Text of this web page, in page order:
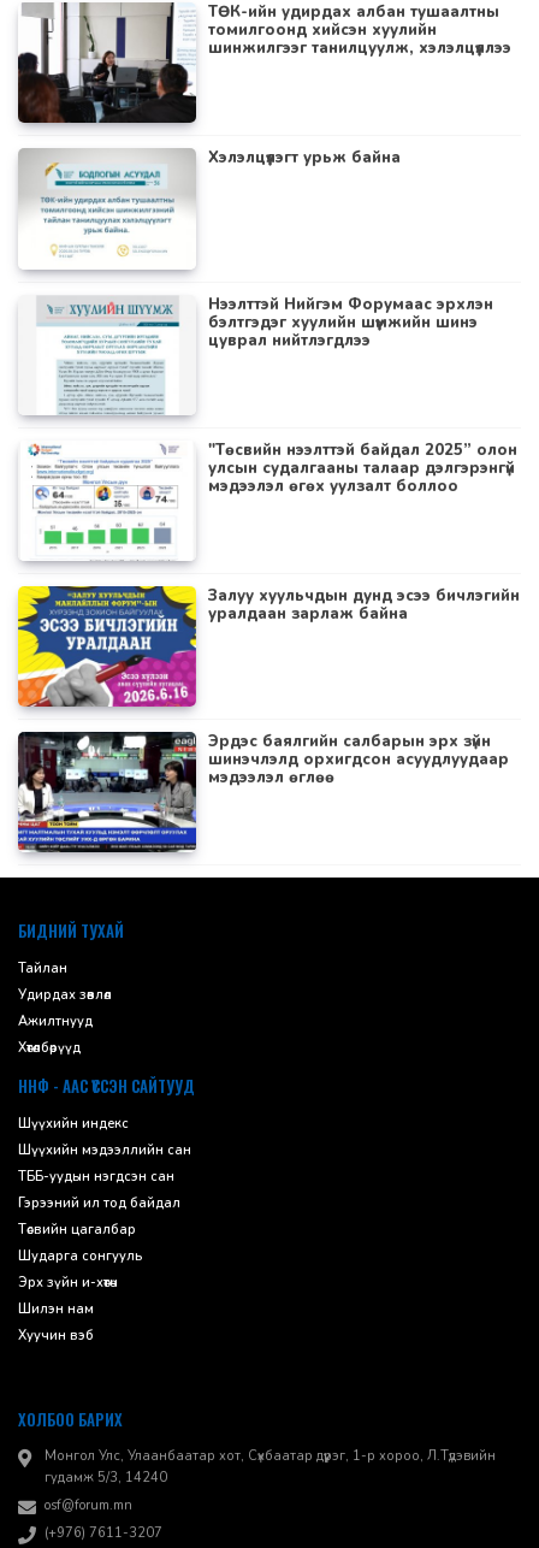
ТӨК-ийн удирдах албан тушаалтны
томилгоонд хийсэн хуулийн
шинжилгээг танилцуулж, хэлэлцүүллээ
Хэлэлцүүлэгт урьж байна
Нээлттэй Нийгэм Форумаас эрхлэн
бэлтгэдэг хуулийн шүүмжийн шинэ
цуврал нийтлэгдлээ
"Төсвийн нээлттэй байдал 2025” олон
улсын судалгааны талаар дэлгэрэнгүй
мэдээлэл өгөх уулзалт боллоо
Залуу хуульчдын дунд эсээ бичлэгийн
уралдаан зарлаж байна
Эрдэс баялгийн салбарын эрх зүйн
шинэчлэлд орхигдсон асуудлуудаар
мэдээлэл өглөө
БИДНИЙ ТУХАЙ
Тайлан
Удирдах зөвлөл
Ажилтнууд
Хөтөлбөрүүд
ННФ - ААС ҮҮССЭН САЙТУУД
Шүүхийн индекс
Шүүхийн мэдээллийн сан
ТББ-уудын нэгдсэн сан
Гэрээний ил тод байдал
Төсвийн цагалбар
Шударга сонгууль
Эрх зүйн и-хөтөч
Шилэн нам
Хуучин вэб
ХОЛБОО БАРИХ
Монгол Улс, Улаанбаатар хот, Сүхбаатар дүүрэг, 1-р хороо, ​Л.Түдэвийн
гудамж 5/3, 14240
osf@forum.mn
(+976) 7611-3207